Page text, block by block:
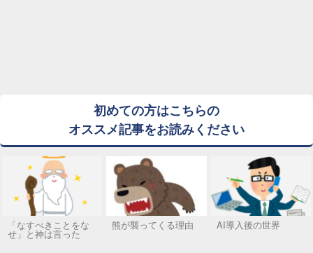
初めての方はこちらの
オススメ記事をお読みください
「なすべきことをな
せ」と神は言った
熊が襲ってくる理由 AI導入後の世界